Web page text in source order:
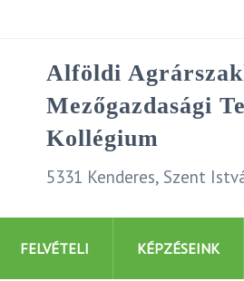
Alföldi
Mezőgazdasági
Kollégium
5331 Kenderes, Szent
FELVÉTELI KÉPZÉSEINK